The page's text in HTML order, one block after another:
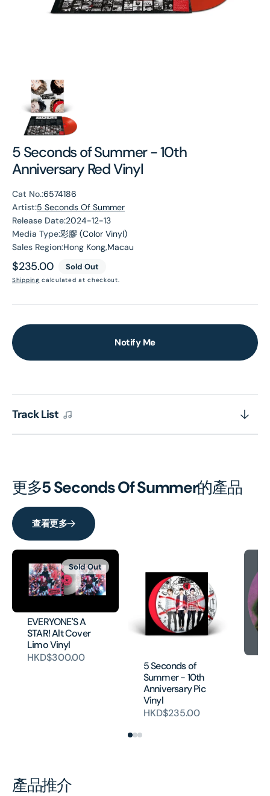
5 Seconds of Summer - 10th
Anniversary Red Vinyl
Cat No.:6574186
Artist:5 Seconds Of Summer
Release Date:2024-12-13
Media Type:彩膠 (Color Vinyl)
Sales Region:Hong Kong,Macau
Regular
price
$235.00 Sold Out
Shipping calculated at checkout.
Notify Me
Track List
更多5 Seconds Of Summer的產品
查看更多
EVERYONE'S A
STAR! Alt Cover
Limo Vinyl
HKD$300.00
Sold Out
5 Seconds of
Summer - 10th
Anniversary Pic
Vinyl
HKD$235.00
產品推介